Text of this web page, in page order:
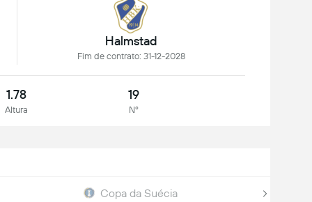
Halmstad
Fim de contrato: 31-12-2028
1.78
Altura
19
Nº
Copa da Suécia